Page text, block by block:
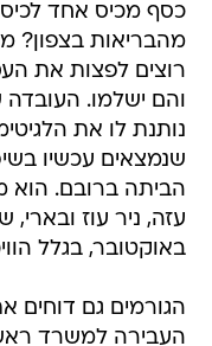
כסף מכיס אחד
מהבריאות בצפון?
רוצים לפצות את
והם ישלמו. העובדה
נותנת לו את
שנמצאים עכשיו
הביתה ברובם. הוא
באוקטובר, בגלל
הגורמים גם דוחים
העבירה למשרד